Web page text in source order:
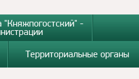
"Княжпогостский" -
Территориальные органы